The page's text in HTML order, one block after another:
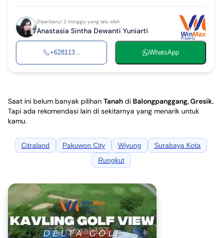
Diperbarui 2 minggu yang lalu oleh
Anastasia Sintha Dewanti Yuniarti
+628113... WhatsApp
Saat ini belum banyak pilihan Tanah di Balongpanggang, Gresik.
Tapi ada rekomendasi lain di sekitarnya yang menarik untuk
kamu.
Citraland Pakuwon City Wiyung
Surabaya Kota
Rungkut